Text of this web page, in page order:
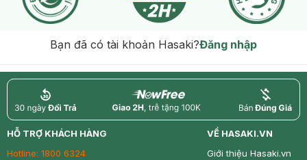
Bạn đã có tài khoản Hasaki?Đăng nhập
return nowfree price
HỖ TRỢ KHÁCH HÀNG
Hotline: 1800 6324
VỀ HASAKI.VN
Giới thiệu Hasaki.vn